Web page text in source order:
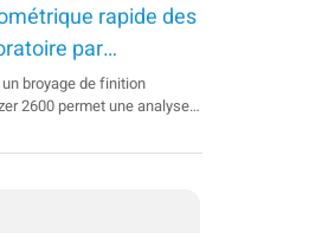
et, plus important
la stabilité entre
rapide des
par
broyage de finition
2600 permet une analyse
et de réduire les